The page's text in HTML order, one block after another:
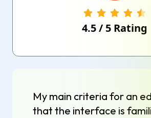
4.5/ 5 Rating
My main criteria for an
that the interface is